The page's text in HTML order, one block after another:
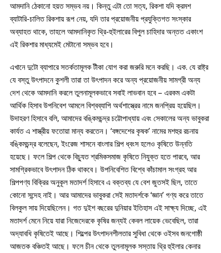
আমদানি ঠেকানো হয়ত সম্ভব নয়। কিন্তু এটা তো সত্য, রিকশা যদি ক্রমশ
ব্যাটারি-চালিত রিকশায় রূপ নেয়, যদি তার প্রয়োজনীয় প্রযুক্তিগত সংস্কার
অব্যাহত থাকে, তাহলে আমদানিকৃত থ্রি-হুইলারের বিপুল চাহিদার অন্তত একাংশ
এই রিকশার মাধ্যমেই মেটানো সম্ভব হবে।
এখানে দুটো ব্যাপারে সতর্কতামূলক টীকা যোগ করা জরুরি মনে করছি। এক. যে রাষ্ট্র
যে বস্তু উৎপাদনে কুশলী তারা তা উৎপাদন করে অন্য প্রয়োজনীয় সামগ্রী অন্য
দেশ থেকে আমদানি করলে তুলনামূলকভাবে সবাই লাভবান হবে – এরকম একটা
আর্থিক হিসাব উপনিবেশ আমলে বিশ্বব্যাপি অর্থশাস্ত্রের নামে জনপ্রিয় হয়েছিল।
উদাহরণ হিসাবে বলি, আমাদের বঙ্কিমচন্দ্র চট্টোপাধ্যায় এবং সেকালের অন্য ভাবুকরা
কার্যত এ শাস্ত্রীয় ফতোয়া মান্য করতেন। ‘বঙ্গদেশের কৃষক’ নামের মশহুর রচনায়
বঙ্কিমচন্দ্র বলেছেন, ইংরেজ শাসনে বাংলার শিল্প ধ্বংস হলেও কৃষিতে উন্নতি
হয়েছে। ফলে শিল্প থেকে বিচ্যুত শ্রমিকসমাজ কৃষিতে নিযুক্ত হতে পারবে, আর
সামগ্রিকভাবে উৎপাদন ঠিক থাকবে। উপনিবেশিত বিশ্বে কাঁচামাল সংগ্রহ আর
শিল্পপণ্য বিক্রির অনুকূল মতাদর্শ হিসাবে এ বক্তব্য যে বেশ জুতসই ছিল, তাতে
কোনো সন্দেহ নাই। আর আমাদের ভাবুকরা সেই মতাদর্শকে ‘জ্ঞান’ গণ্য করে তাতে
বিলকুল সায় দিয়েছিলেন। গত দুইশ বছরের দুনিয়ার ইতিহাস এই সাক্ষ্য দিচ্ছে, এই
মতাদর্শ মেনে নিয়ে যারা নিজেদেরকে কৃষির জন্যই কেবল লায়েক ভেবেছিল, তারা
অদ্যাবধি কৃষিতেই আছে। শিল্পের উৎপাদনশীলতার সুবিধা থেকে ওইসব জনগোষ্ঠী
আজতক বঞ্চিতই আছে। ফলে চীন থেকে তুলনামূলক সস্তায় থ্রি হুইলার কেনার